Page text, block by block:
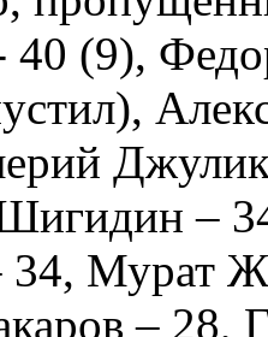
40 (9),
–
34, Мурат
– 28,